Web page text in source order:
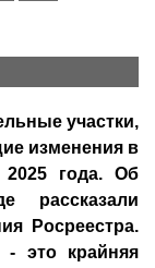
участки,
изменения в
года. Об
Росреестра.
- это крайняя